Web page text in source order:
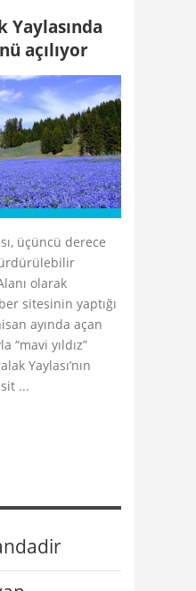
Yaylasında
açılıyor
üçüncü derece
olarak
sitesinin yaptığı
ayında açan
“mavi yıldız”
Yaylası’nın
...